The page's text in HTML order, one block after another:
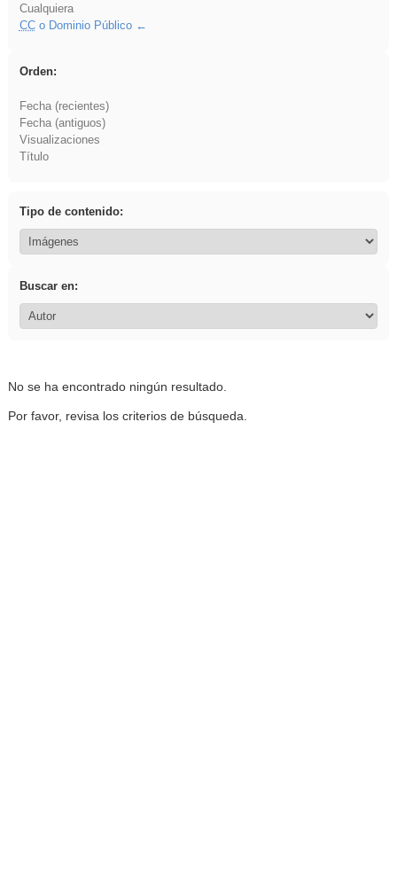
Cualquiera
CCo Dominio Público
Orden:
Fecha (recientes)
Fecha (antiguos)
Visualizaciones
Título
Tipo de contenido:
Buscar en:
No se ha encontrado ningún resultado.
Por favor, revisa los criterios de búsqueda.